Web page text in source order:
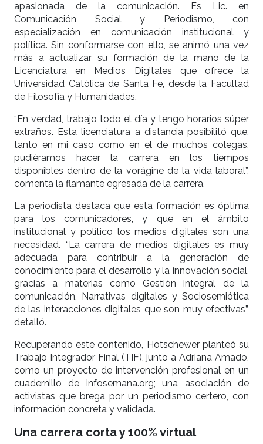
apasionada de la comunicación. Es Lic. en
Comunicación Social y Periodismo, con
especialización en comunicación institucional y
política. Sin conformarse con ello, se animó una vez
más a actualizar su formación de la mano de la
Licenciatura en Medios Digitales que ofrece la
Universidad Católica de Santa Fe, desde la Facultad
de Filosofía y Humanidades.
“En verdad, trabajo todo el día y tengo horarios súper
extraños. Esta licenciatura a distancia posibilitó que,
tanto en mi caso como en el de muchos colegas,
pudiéramos hacer la carrera en los tiempos
disponibles dentro de la vorágine de la vida laboral”,
comenta la flamante egresada de la carrera.
La periodista destaca que esta formación es óptima
para los comunicadores, y que en el ámbito
institucional y político los medios digitales son una
necesidad. “La carrera de medios digitales es muy
adecuada para contribuir a la generación de
conocimiento para el desarrollo y la innovación social,
gracias a materias como Gestión integral de la
comunicación, Narrativas digitales y Sociosemiótica
de las interacciones digitales que son muy efectivas”,
detalló.
Recuperando este contenido, Hotschewer planteó su
Trabajo Integrador Final (TIF), junto a Adriana Amado,
como un proyecto de intervención profesional en un
cuadernillo de infosemana.org; una asociación de
activistas que brega por un periodismo certero, con
información concreta y validada.
Una carrera corta y 100% virtual